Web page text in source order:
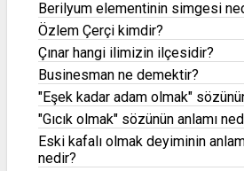
Berilyum elementinin simgesi
Özlem Çerçi kimdir?
Çınar hangi ilimizin ilçesidir?
Businesman ne demektir?
"Eşek kadar adam olmak"
"Gıcık olmak" sözünün anlamı
Eski kafalı olmak deyiminin
nedir?